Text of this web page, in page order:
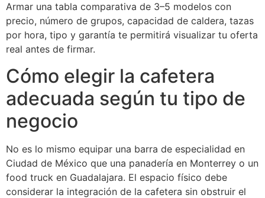
Armar una tabla comparativa de 3–5 modelos con
precio, número de grupos, capacidad de caldera, tazas
por hora, tipo y garantía te permitirá visualizar tu oferta
real antes de firmar.
Cómo elegir la cafetera
adecuada según tu tipo de
negocio
No es lo mismo equipar una barra de especialidad en
Ciudad de México que una panadería en Monterrey o un
food truck en Guadalajara. El espacio físico debe
considerar la integración de la cafetera sin obstruir el